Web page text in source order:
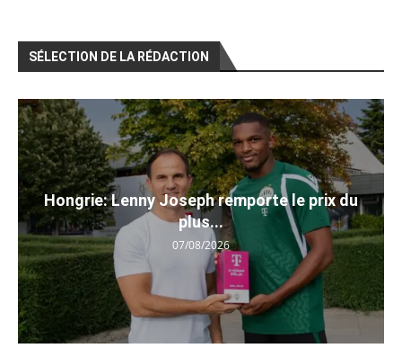
SÉLECTION DE LA RÉDACTION
Hongrie: Lenny Joseph remporte le prix du
plus...
07/08/2026